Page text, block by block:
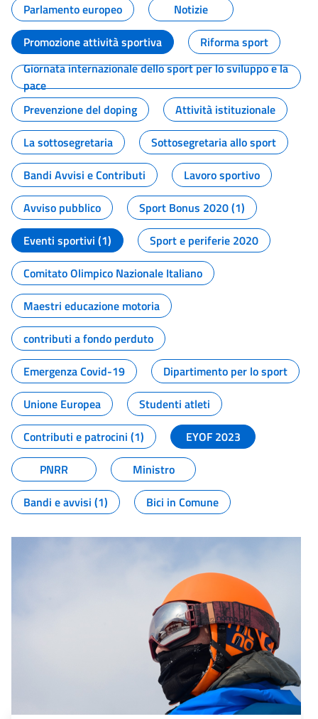
Parlamento europeo
Notizie
Promozione attività sportiva
Riforma sport
Giornata internazionale dello sport per lo sviluppo e la
pace
Prevenzione del doping
Attività istituzionale
La sottosegretaria
Sottosegretaria allo sport
Bandi Avvisi e Contributi
Lavoro sportivo
Avviso pubblico
Sport Bonus 2020 (1)
Eventi sportivi (1)
Sport e periferie 2020
Comitato Olimpico Nazionale Italiano
Maestri educazione motoria
contributi a fondo perduto
Emergenza Covid-19
Dipartimento per lo sport
Unione Europea
Studenti atleti
Contributi e patrocini (1)
EYOF 2023
PNRR
Ministro
Bandi e avvisi (1)
Bici in Comune